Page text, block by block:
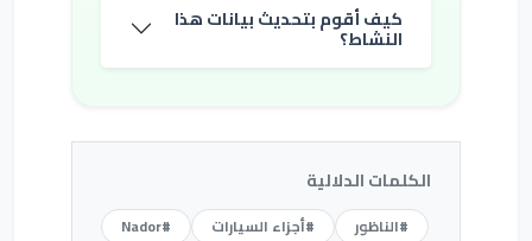
كيف أقوم بتحديث بيانات هذا
النشاط؟
الكلمات الدلالية
#الناظور #أجزاء السيارات
#Nador